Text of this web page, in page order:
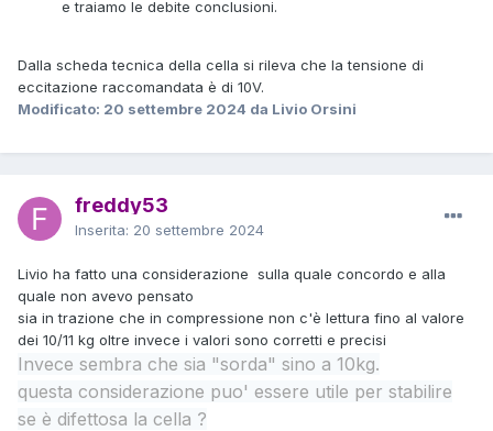
e traiamo le debite conclusioni.
Dalla scheda tecnica della cella si rileva che la tensione di
eccitazione raccomandata è di 10V.
Modificato: 20 settembre 2024 da Livio Orsini
freddy53
Inserita: 20 settembre 2024
Livio ha fatto una considerazione sulla quale concordo e alla
quale non avevo pensato
sia in trazione che in compressione non c'è lettura fino al valore
dei 10/11 kg oltre invece i valori sono corretti e precisi
Invece sembra che sia "sorda" sino a 10kg.
questa considerazione puo' essere utile per stabilire
se è difettosa la cella ?